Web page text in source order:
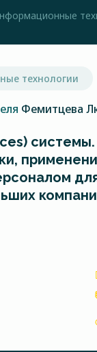
технологии
Фемитцева
системы.